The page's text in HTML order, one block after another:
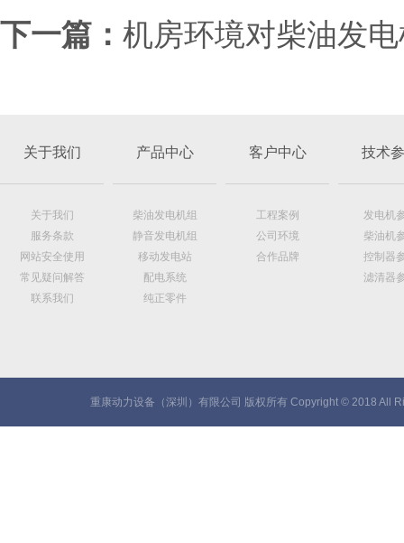
下一篇： 机房环境对柴油发
关于我们
关于我们
服务条款
网站安全使用
常见疑问解答
联系我们
产品中心
柴油发电机组
静音发电机组
移动发电站
配电系统
纯正零件
客户中心
工程案例
公司环境
合作品牌
技术
发电机
柴油机
控制器
滤清器
重康动力设备（深圳）有限公司 版权所有 Copyright © 2018 All